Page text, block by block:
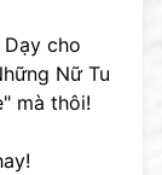
cho
Nữ Tu
mà thôi!